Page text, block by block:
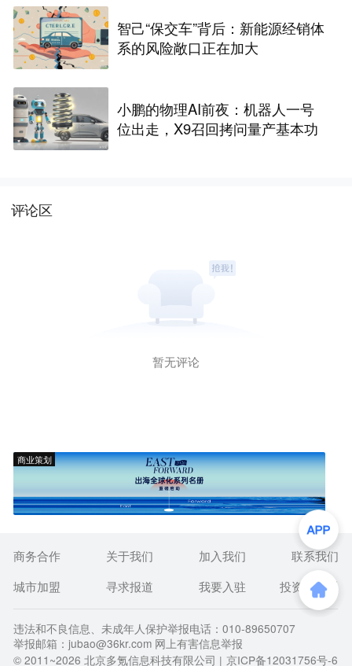
智己“保交车”背后：新能源经销体
系的风险敞口正在加大
小鹏的物理AI前夜：机器人一号
位出走，X9召回拷问量产基本功
评论区
暂无评论
商业策划
商务合作 关于我们 加入我们
联系我们
城市加盟
寻求报道 我要入驻 投资者关系
违法和不良信息、未成年人保护举报电话：010-89650707
举报邮箱：jubao@36kr.com 网上有害信息举报
© 2011~2026 北京多氪信息科技有限公司 | 京ICP备12031756号-6